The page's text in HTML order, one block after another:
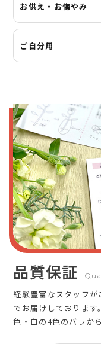
お供え・お悔やみ
ご自分用
品質保証
経験豊富なスタッフ
でお届けしておりま
色・白の4色のバラか